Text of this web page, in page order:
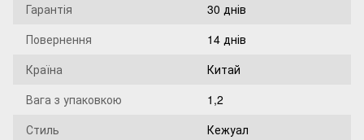
Гарантія
30 днів
Повернення
14 днів
Країна
Китай
Вага з упаковкою
1,2
Стиль
Кежуал